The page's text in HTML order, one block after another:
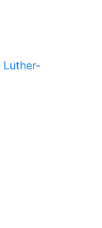
Luther-